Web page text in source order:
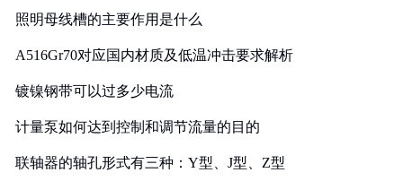
照明母线槽的主要作用是什么
A516Gr70对应国内材质及低温冲击要求解析
镀镍钢带可以过多少电流
计量泵如何达到控制和调节流量的目的
联轴器的轴孔形式有三种：Y型、J型、Z型